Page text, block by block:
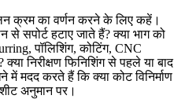
क्रम का वर्णन करने के लिए कहें।
से सपोर्ट हटाए जाते हैं? क्या भाग को
पॉलिशिंग, कोटिंग, CNC
निरीक्षण फिनिशिंग से पहले या बाद
में मदद करते हैं कि क्या कोट विनिर्माण
अनुमान पर।